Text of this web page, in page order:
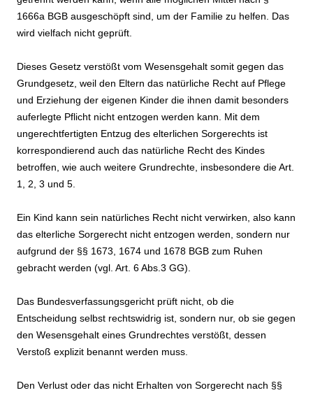
1666a BGB ausgeschöpft sind, um der Familie zu helfen. Das
wird vielfach nicht geprüft.
Dieses Gesetz verstößt vom Wesensgehalt somit gegen das
Grundgesetz, weil den Eltern das natürliche Recht auf Pflege
und Erziehung der eigenen Kinder die ihnen damit besonders
auferlegte Pflicht nicht entzogen werden kann. Mit dem
ungerechtfertigten Entzug des elterlichen Sorgerechts ist
korrespondierend auch das natürliche Recht des Kindes
betroffen, wie auch weitere Grundrechte, insbesondere die Art.
1, 2, 3 und 5.
Ein Kind kann sein natürliches Recht nicht verwirken, also kann
das elterliche Sorgerecht nicht entzogen werden, sondern nur
aufgrund der §§ 1673, 1674 und 1678 BGB zum Ruhen
gebracht werden (vgl. Art. 6 Abs.3 GG).
Das Bundesverfassungsgericht prüft nicht, ob die
Entscheidung selbst rechtswidrig ist, sondern nur, ob sie gegen
den Wesensgehalt eines Grundrechtes verstößt, dessen
Verstoß explizit benannt werden muss.
Den Verlust oder das nicht Erhalten von Sorgerecht nach §§